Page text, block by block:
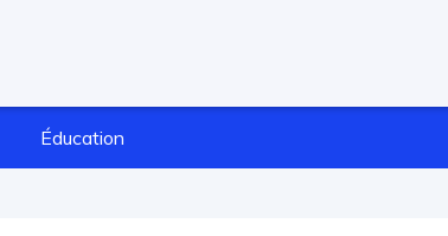
Éducation